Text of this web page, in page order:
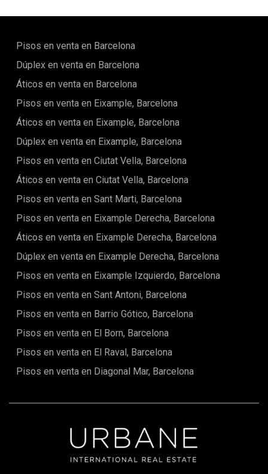
Pisos en venta en Barcelona
Dúplex en venta en Barcelona
Áticos en venta en Barcelona
Pisos en venta en Eixample, Barcelona
Áticos en venta en Eixample, Barcelona
Dúplex en venta en Eixample, Barcelona
Pisos en venta en Ciutat Vella, Barcelona
Áticos en venta en Ciutat Vella, Barcelona
Pisos en venta en Sant Marti, Barcelona
Pisos en venta en Eixample Derecha, Barcelona
Áticos en venta en Eixample Derecha, Barcelona
Dúplex en venta en Eixample Derecha, Barcelona
Pisos en venta en Eixample Izquierdo, Barcelona
Pisos en venta en Sant Antoni, Barcelona
Pisos en venta en Barrio Gótico, Barcelona
Pisos en venta en El Born, Barcelona
Pisos en venta en El Raval, Barcelona
Pisos en venta en Diagonal Mar, Barcelona